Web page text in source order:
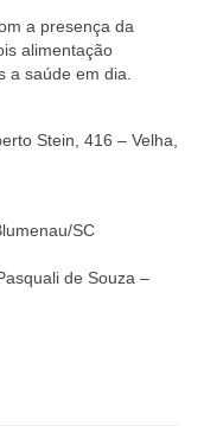
a presença da
alimentação
a saúde em dia.
Stein, 416 – Velha,
SC
de Souza –